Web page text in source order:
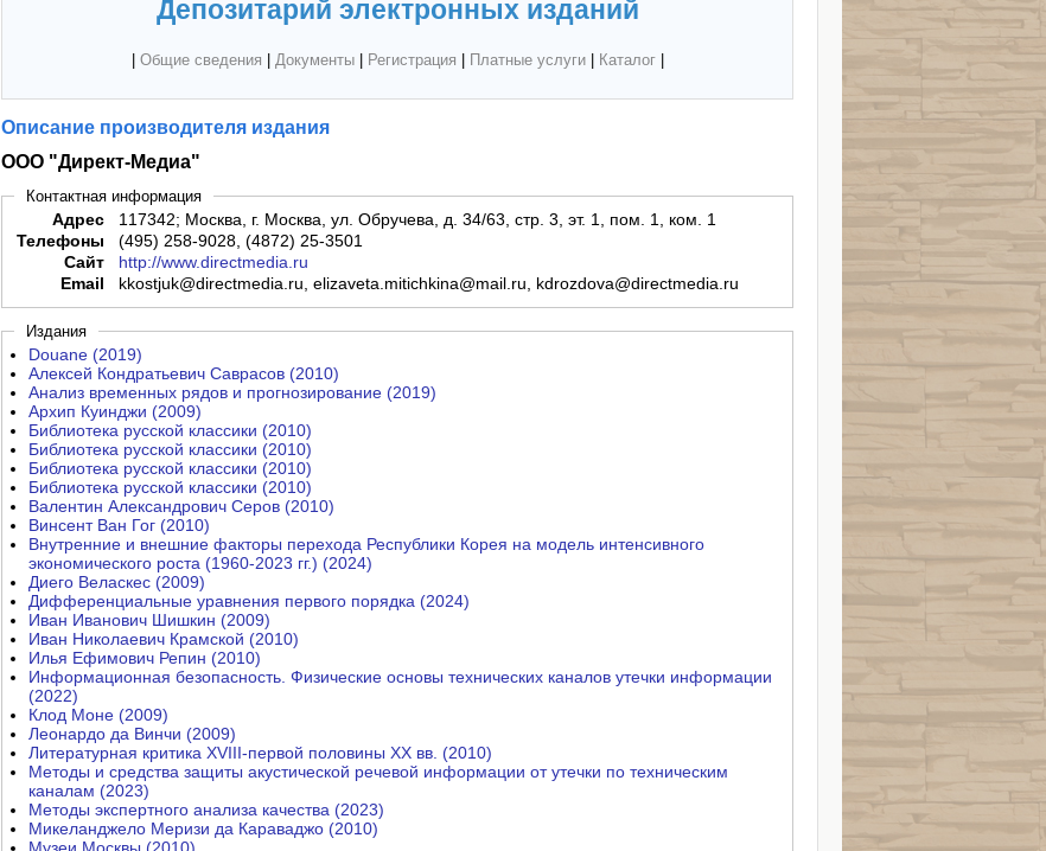
Депозитарий электронных изданий
Общие сведения Документы| Регистрация Платные услуги| Каталог|
Описание производителя издания
ООО "Директ-Медиа"
Контактная информация
Адрес
117342; Москва, г. Москва, ул. Обручева, д. 34/63, стр. 3, эт. 1, пом. 1, ком. 1
Телефоны
(495) 258-9028, (4872) 25-3501
Сайт
http://www.directmedia.ru
Email
kkostjuk@directmedia.ru, elizaveta.mitichkina@mail.ru, kdrozdova@directmedia.ru
Издания
Douane (2019)
Алексей Кондратьевич Саврасов (2010)
Анализ временных рядов и прогнозирование (2019)
Архип Куинджи (2009)
Библиотека русской классики (2010)
Библиотека русской классики (2010)
Библиотека русской классики (2010)
Библиотека русской классики (2010)
Валентин Александрович Серов (2010)
Винсент Ван Гог (2010)
Внутренние и внешние факторы перехода Республики Корея на модель интенсивного
экономического роста (1960-2023 гг.) (2024)
Диего Веласкес (2009)
Дифференциальные уравнения первого порядка (2024)
Иван Иванович Шишкин (2009)
Иван Николаевич Крамской (2010)
Илья Ефимович Репин (2010)
Информационная безопасность. Физические основы технических каналов утечки информации
(2022)
Клод Моне (2009)
Леонардо да Винчи (2009)
Литературная критика XVIII-первой половины XX вв. (2010)
Методы и средства защиты акустической речевой информации от утечки по техническим
каналам (2023)
Методы экспертного анализа качества (2023)
Микеланджело Меризи да Караваджо (2010)